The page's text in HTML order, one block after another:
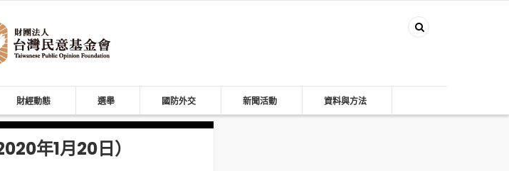
財經動態 選舉 國防外交 新聞活動 資料與方法
年1月20日）